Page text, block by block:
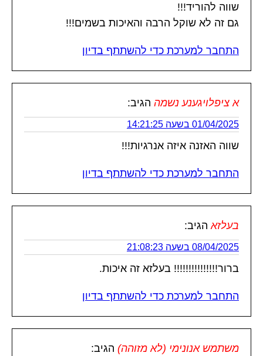
שווה להוריד!!!
גם זה לא שוקל הרבה והאיכות בשמים!!!
התחבר למערכת כדי להשתתף בדיון
א ציפלויגענע נשמה הגיב:
01/04/2025 בשעה 14:21:25
שווה האזנה איזה אנרגיות!!!
התחבר למערכת כדי להשתתף בדיון
בעלזא הגיב:
08/04/2025 בשעה 21:08:23
ברור!!!!!!!!!!!!!!! בעלזא זה איכות.
התחבר למערכת כדי להשתתף בדיון
משתמש אנונימי (לא מזוהה) הגיב: